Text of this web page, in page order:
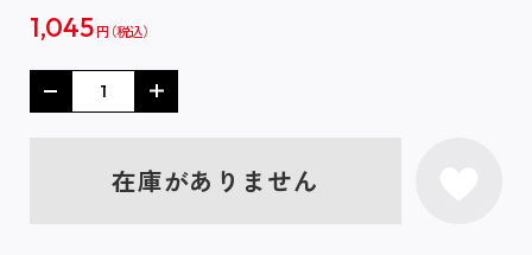
1,045 円
在庫がありません